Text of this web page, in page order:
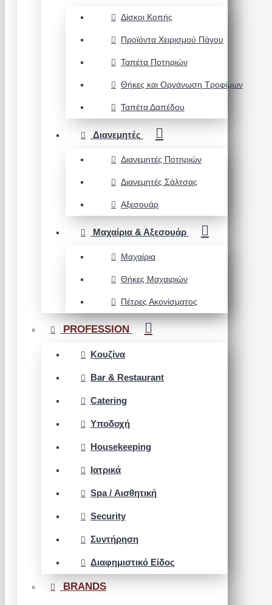
Δίσκοι Κοπής
Προϊόντα Χειρισμού Πάγου
Ταπέτα Ποτηριών
Θήκες και Οργάνωση Τροφίμων
Ταπέτα Δαπέδου
Διανεμητές
Διανεμητές Ποτηριών
Διανεμητές Σάλτσας
Αξεσουάρ
Μαχαίρια & Αξεσουάρ
Μαχαίρια
Θήκες Μαχαιριών
Πέτρες Ακονίσματος
PROFESSION
Κουζίνα
Bar & Restaurant
Catering
Υποδοχή
Housekeeping
Ιατρικά
Spa / Αισθητική
Security
Συντήρηση
Διαφημιστικό Είδος
BRANDS